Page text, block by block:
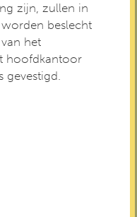
zijn, zullen in
beslecht
het
hoofdkantoor
gevestigd.